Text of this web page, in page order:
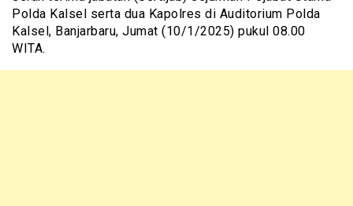
Polda Kalsel serta dua Kapolres di Auditorium Polda
Kalsel, Banjarbaru, Jumat (10/1/2025) pukul 08.00
WITA.